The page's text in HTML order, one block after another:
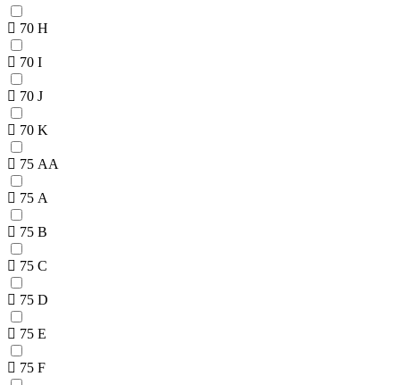
70 H
70 I
70 J
70 K
75 AA
75 A
75 B
75 C
75 D
75 E
75 F